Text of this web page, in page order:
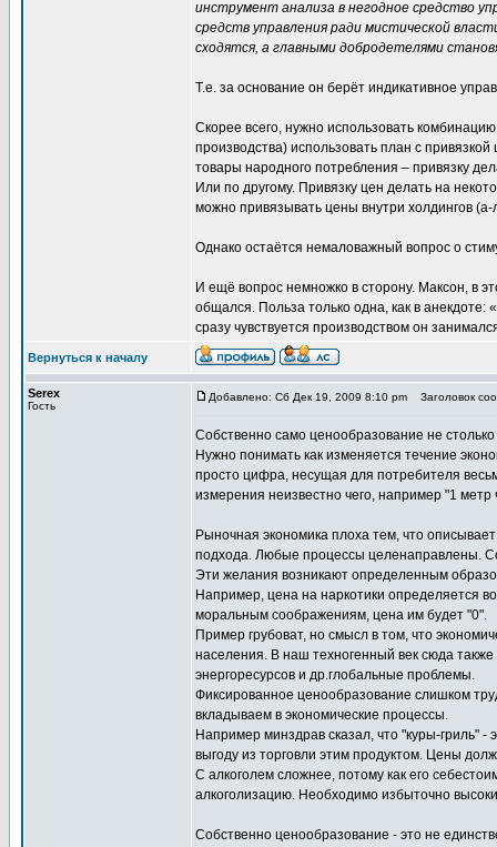
инструмент анализа в негодное средство
средств управления ради мистической
сходятся, а главными добродетелями
Т.е. за основание он берёт индикативное
Скорее всего, нужно использовать
производства) использовать план с
товары народного потребления – привязку
Или по другому. Привязку цен делать на
можно привязывать цены внутри холдингов
Однако остаётся немаловажный вопрос о
И ещё вопрос немножко в сторону. Максон, в
общался. Польза только одна, как в
сразу чувствуется производством он
Вернуться к началу
Serex
Гость
Добавлено: Сб Дек 19, 2009 8:10 pm Заголовок
Собственно само ценообразование не
Нужно понимать как изменяется течение
просто цифра, несущая для потребителя
измерения неизвестно чего, например "1 метр
Рыночная экономика плоха тем, что
подхода. Любые процессы целенаправлены.
Эти желания возникают определенным
Например, цена на наркотики определяется
моральным соображениям, цена им будет "0".
Пример грубоват, но смысл в том, что
населения. В наш техногенный век сюда
энергоресурсов и др.глобальные проблемы.
Фиксированное ценообразование слишком
вкладываем в экономические процессы.
Например минздрав сказал, что "куры-гриль"
выгоду из торговли этим продуктом. Цены
С алкоголем сложнее, потому как его
алкоголизацию. Необходимо избыточно
Собственно ценообразование - это не